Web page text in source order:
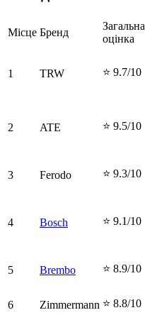
Місце Бренд
Загальна
оцінка
1 TRW ⭐ 9.7/10
2 ATE ⭐ 9.5/10
3 Ferodo ⭐ 9.3/10
4 Bosch ⭐ 9.1/10
5 Brembo ⭐ 8.9/10
6 Zimmermann ⭐ 8.8/10